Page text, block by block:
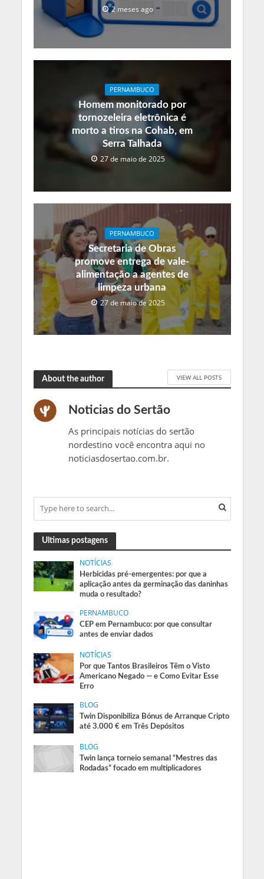
2 meses ago
PERNAMBUCO
Homem monitorado por
tornozeleira eletrônica é
morto a tiros na Cohab, em
Serra Talhada
27 de maio de 2025
PERNAMBUCO
Secretaria de Obras
promove entrega de vale-
alimentação a agentes de
limpeza urbana
27 de maio de 2025
About the author VIEW ALL POSTS
Noticias do Sertão
As principais notícias do sertão
nordestino você encontra aqui no
noticiasdosertao.com.br.
Ultimas postagens
NOTÍCIAS
Herbicidas pré-emergentes: por que a
aplicação antes da germinação das daninhas
muda o resultado?
PERNAMBUCO
CEP em Pernambuco: por que consultar
antes de enviar dados
NOTÍCIAS
Por que Tantos Brasileiros Têm o Visto
Americano Negado — e Como Evitar Esse
Erro
BLOG
Twin Disponibiliza Bónus de Arranque Cripto
até 3.000 € em Três Depósitos
BLOG
Twin lança torneio semanal “Mestres das
Rodadas” focado em multiplicadores